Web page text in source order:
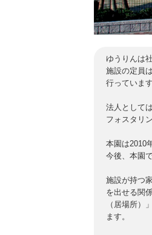
ゆうりんは
施設の定員
行っていま
法人として
フォスタリ
本園は2010
今後、本園
施設が持つ
を出せる関
（居場所）
ます。